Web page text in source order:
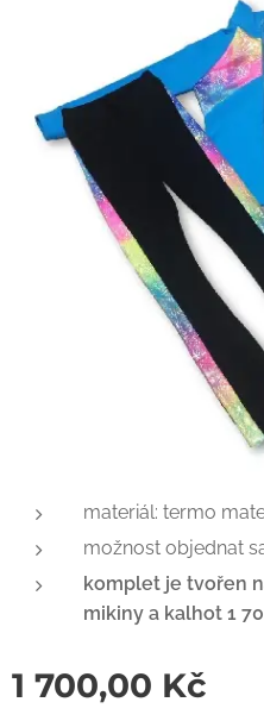
materiál: termo
možnost objednat
komplet je tvořen
mikiny a kalhot 1
1 700,00 Kč